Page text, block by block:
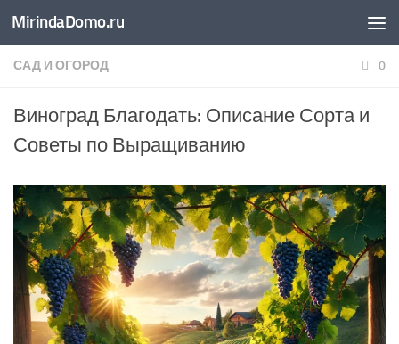
Перейти к содержимому
MirindaDomo.ru
САД И ОГОРОД 0
Виноград Благодать: Описание Сорта и
Советы по Выращиванию